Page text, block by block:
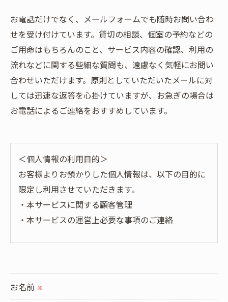
お電話だけでなく、メールフォームでも随時お問い合わ
せを受け付けています。貸切の相談、個室の予約などの
ご用命はもちろんのこと、サービス内容の確認、利用の
流れなどに関する些細な質問も、遠慮なく気軽にお問い
合わせいただけます。原則としていただいたメールに対
しては迅速な返答を心掛けていますが、お急ぎの場合は
お電話によるご連絡をおすすめしています。
＜個人情報の利用目的＞
お客様よりお預かりした個人情報は、以下の目的に
限定し利用させていただきます。
・本サービスに関する顧客管理
・本サービスの運営上必要な事項のご連絡
られた場合を除き、
お名前 ※